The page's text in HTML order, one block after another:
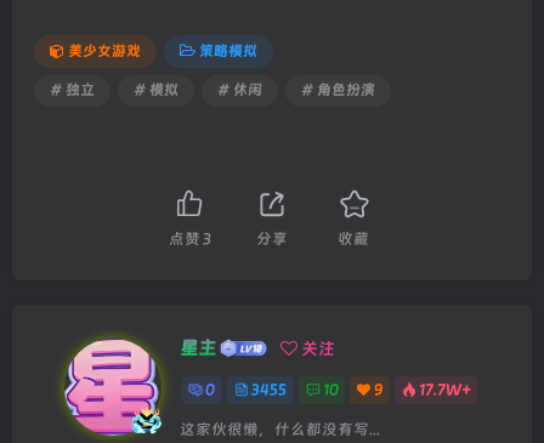
美少女游戏 策略模拟
# 独立 # 模拟 # 休闲 # 角色扮演
点赞 3 分享 收藏
星主 关注
0 3455 10 9 17.7W+
这家伙很懒，什么都没有写...